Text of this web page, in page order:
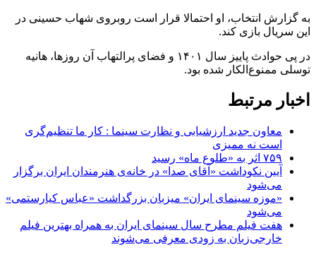
به گزارش انتخاب، او احتمالا قرار است روبروی شهاب حسینی در
این سریال بازی کند.
در پی حوادث پاییز سال ۱۴۰۱ و فضای پرالتهاب آن روزها، هانیه
توسلی ممنوع‌الکار شده بود.
اخبار مرتبط
معاون جدید ارزشیابی و نظارت سینما : کار ما تنظیم‌گری
است نه ممیزی
۷۵۹ اثر به «طلوع ماه» رسید
آیین نکوداشت «آقای صدا» در خانه‌ی هنرمندان ایران برگزار
می‌شود
«موزه سینمای ایران» میزبان بزرگداشت «عباس کیارستمی»
می‌شود
هفت فیلم مطرح سال سینمای ایران به همراه بهترین فیلم
خارجی‌زبان به زودی معرفی می‌شوند